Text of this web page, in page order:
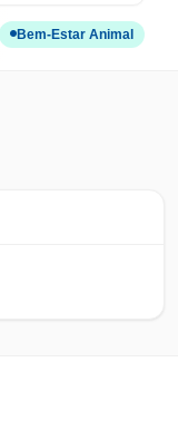
Bem-Estar Animal